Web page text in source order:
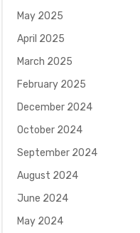
May 2025
April 2025
March 2025
February 2025
December 2024
October 2024
September 2024
August 2024
June 2024
May 2024